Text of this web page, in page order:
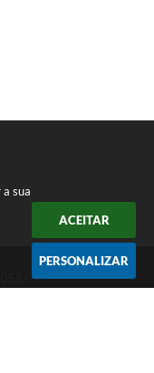
sua
ACEITAR
PERSONALIZAR